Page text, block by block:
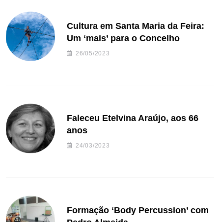
Cultura em Santa Maria da Feira:
Um ‘mais’ para o Concelho
26/05/2023
Faleceu Etelvina Araújo, aos 66
anos
24/03/2023
Formação ‘Body Percussion’ com